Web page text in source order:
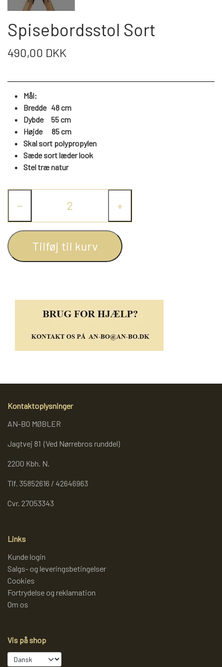
DAYBED/CHAISELONG
ENTRE
REOL EDGE
REOL SIGN
REOL BASIC
BOGREOLER 40 CM DYBDE
REOLSÆT
VÆGPANELER
SPEJLE
SPEJLE
VÆGPANELER
SPEJLE
PARKERING
MONTERING & LEVERING
Spisebordsstol Sort
490,00 DKK
Mål:
Bredde 48 cm
Dybde 55 cm
Højde 85 cm
Skal sort polypropylen
Sæde sort læder look
Stel træ natur
− +
Tilføj til kurv
Kontaktoplysninger
AN-BO MØBLER
Jagtvej 81 (Ved Nørrebros runddel)
2200 Kbh. N.
Tlf. 35852616 / 42646963
Cvr. 27053343
Links
Kunde login
Salgs- og leveringsbetingelser
Cookies
Fortrydelse og reklamation
Om os
Vis på shop